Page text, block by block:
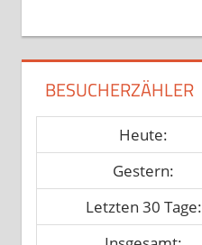
BESUCHERZÄHLER
Heute:
Gestern:
Letzten 30 Tage: